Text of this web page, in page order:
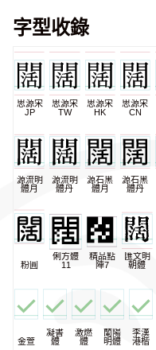
字型收錄
思源宋
JP
思源宋
TW
思源宋
HK
思源宋
CN
源流明
體月
源流明
體丹
源石黑
體月
源石黑
體丹
粉圓
俐方體
11
精品點
陣7
匯文明
朝體
金萱
凝書
體
激燃
體
蘭陽
明體
李漢
港楷